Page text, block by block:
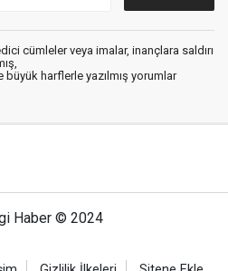
cümleler veya imalar, inançlara saldırı
büyük harflerle yazılmış yorumlar
Haber © 2024